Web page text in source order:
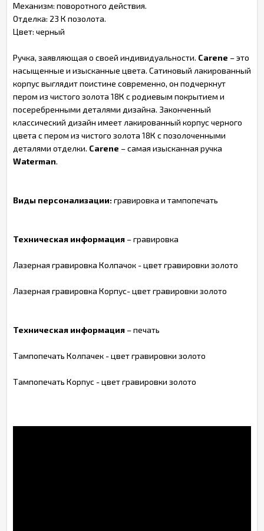
Механизм: поворотного действия.
Отделка: 23 К позолота.
Цвет: черный
Ручка, заявляющая о своей индивидуальности. Carene – это
насыщенные и изысканные цвета. Сатиновый лакированный
корпус выглядит поистине современно, он подчеркнут
пером из чистого золота 18К с родиевым покрытием и
посеребренными деталями дизайна. Законченный
классический дизайн имеет лакированный корпус черного
цвета с пером из чистого золота 18К с позолоченными
деталями отделки. Carene – самая изысканная ручка
Waterman.
Виды персонализации:гравировка и тампопечать
Техническая информация – гравировка
Лазерная гравировка Колпачок - цвет гравировки золото
Лазерная гравировка Корпус- цвет гравировки золото
Техническая информация – печать
Тампопечать Колпачек - цвет гравировки золото
Тампопечать Корпус - цвет гравировки золото